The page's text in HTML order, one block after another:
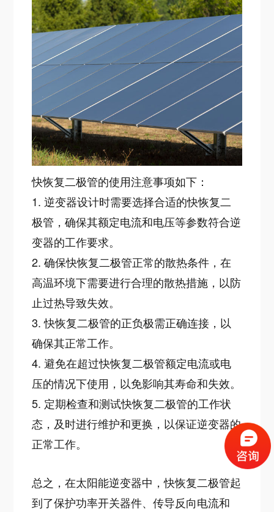
快恢复二极管的使用注意事项如下：
1. 逆变器设计时需要选择合适的快恢复二
极管，确保其额定电流和电压等参数符合逆
变器的工作要求。
2. 确保快恢复二极管正常的散热条件，在
高温环境下需要进行合理的散热措施，以防
止过热导致失效。
3. 快恢复二极管的正负极需正确连接，以
确保其正常工作。
4. 避免在超过快恢复二极管额定电流或电
压的情况下使用，以免影响其寿命和失效。
5. 定期检查和测试快恢复二极管的工作状
态，及时进行维护和更换，以保证逆变器的
正常工作。
总之，在太阳能逆变器中，快恢复二极管起
到了保护功率开关器件、传导反向电流和